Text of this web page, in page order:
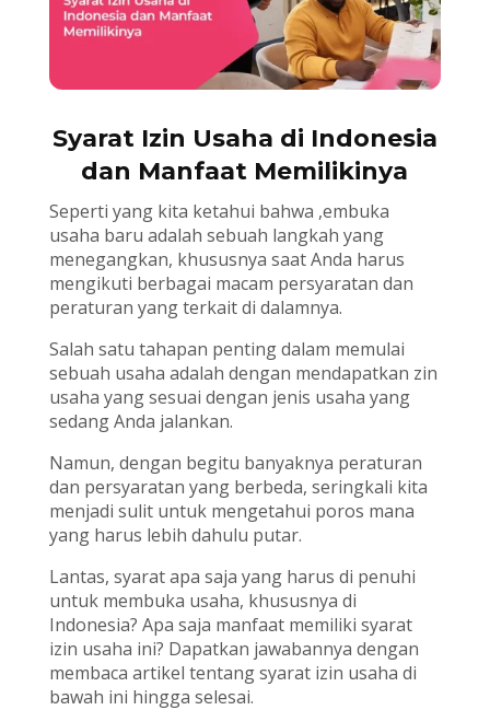
Syarat Izin Usaha di Indonesia
dan Manfaat Memilikinya
Seperti yang kita ketahui bahwa ,embuka
usaha baru adalah sebuah langkah yang
menegangkan, khususnya saat Anda harus
mengikuti berbagai macam persyaratan dan
peraturan yang terkait di dalamnya.
Salah satu tahapan penting dalam memulai
sebuah usaha adalah dengan mendapatkan zin
usaha yang sesuai dengan jenis usaha yang
sedang Anda jalankan.
Namun, dengan begitu banyaknya peraturan
dan persyaratan yang berbeda, seringkali kita
menjadi sulit untuk mengetahui poros mana
yang harus lebih dahulu putar.
Lantas, syarat apa saja yang harus di penuhi
untuk membuka usaha, khususnya di
Indonesia? Apa saja manfaat memiliki syarat
izin usaha ini? Dapatkan jawabannya dengan
membaca artikel tentang syarat izin usaha di
bawah ini hingga selesai.